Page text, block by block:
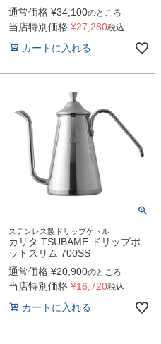
通常価格 ¥34,100のところ
当店特別価格 ¥27,280税込
カートに入れる
ステンレス製ドリップケトル
カリタ TSUBAME ドリップポ
ットスリム 700SS
通常価格 ¥20,900のところ
当店特別価格 ¥16,720税込
カートに入れる